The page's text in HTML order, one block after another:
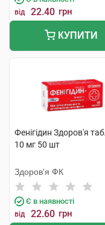
від 22.40 грн
КУПИТИ
Фенігідин Здоров'я
10 мг 50 шт
Здоров'я ФК
Є в наявності
від 22.60 грн